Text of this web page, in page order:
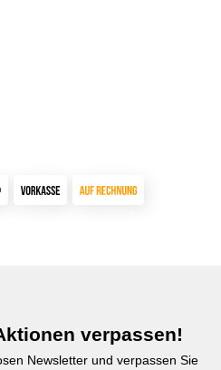
verpassen!
Newsletter und verpassen Sie